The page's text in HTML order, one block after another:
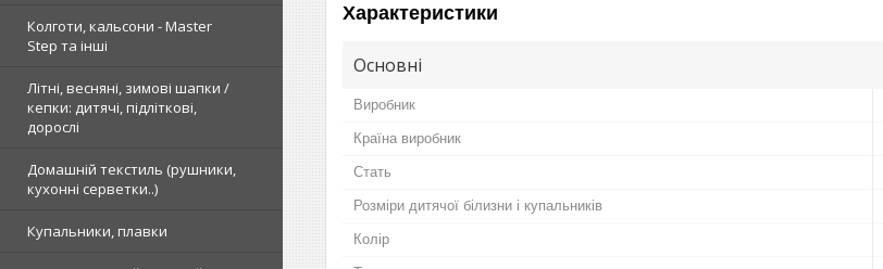
Колготи, кальсони - Master
Step та інші
Літні, весняні, зимові шапки /
кепки: дитячі, підліткові,
дорослі
Домашній текстиль (рушники,
кухонні серветки..)
Купальники, плавки
Характеристики
Основні
Виробник
Країна виробник
Стать
Розміри дитячої білизни і купальників
Колір